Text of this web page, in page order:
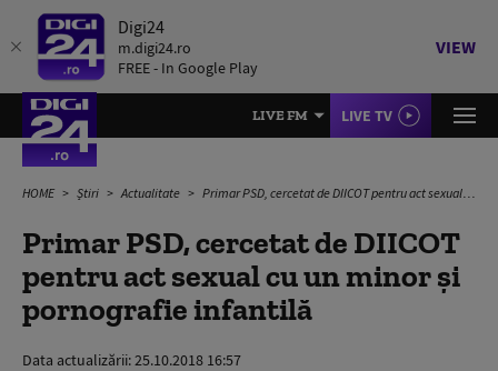
Digi24
m.digi24.ro
FREE - In Google Play
VIEW
LIVE FM LIVE TV
HOME Știri Actualitate Primar PSD, cercetat de DIICOT pentru act sexual cu un minor şi pornografie infantilă
Primar PSD, cercetat de DIICOT
pentru act sexual cu un minor şi
pornografie infantilă
Data actualizării:25.10.2018 16:57